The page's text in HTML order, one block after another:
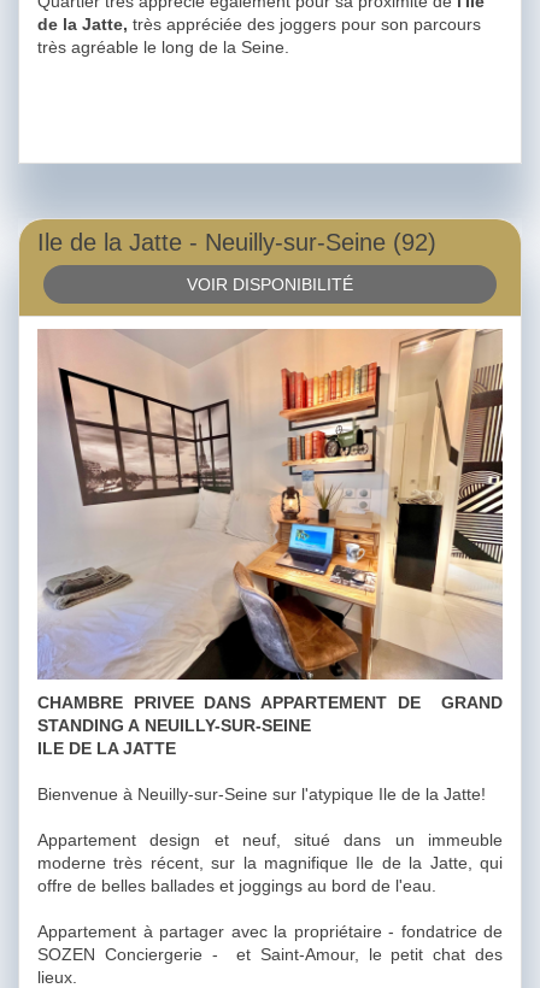
de la Jatte, très appréciée des joggers pour son parcours
très agréable le long de la Seine.
Ile de la Jatte - Neuilly-sur-Seine (92)
VOIR DISPONIBILITÉ
CHAMBRE PRIVEE DANS APPARTEMENT DE GRAND
STANDING A NEUILLY-SUR-SEINE
ILE DE LA JATTE
Bienvenue à Neuilly-sur-Seine sur l'atypique Ile de la Jatte!
Appartement design et neuf, situé dans un immeuble
moderne très récent, sur la magnifique Ile de la Jatte, qui
offre de belles ballades et joggings au bord de l'eau.
Appartement à partager avec la propriétaire - fondatrice de
SOZEN Conciergerie - et Saint-Amour, le petit chat des
lieux.